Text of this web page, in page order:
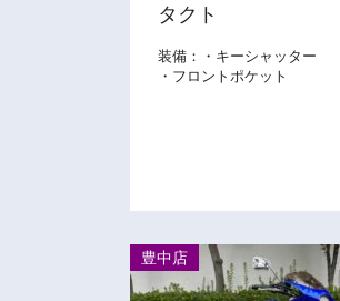
タクト
装備：・キーシャッター
・フロントポケット
豊中店